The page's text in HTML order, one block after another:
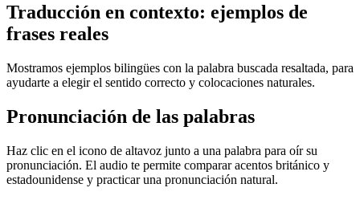
Traducción en contexto: ejemplos de
frases reales
Mostramos ejemplos bilingües con la palabra buscada resaltada, para
ayudarte a elegir el sentido correcto y colocaciones naturales.
Pronunciación de las palabras
Haz clic en el icono de altavoz junto a una palabra para oír su
pronunciación. El audio te permite comparar acentos británico y
estadounidense y practicar una pronunciación natural.